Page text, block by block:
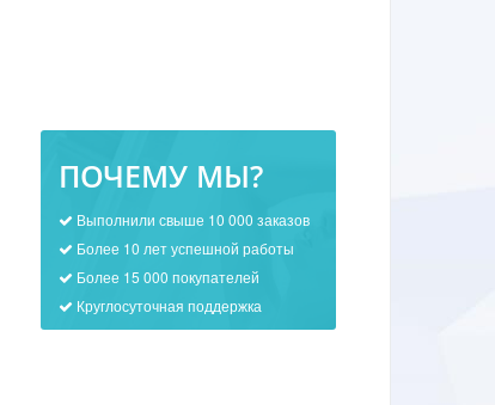
ПОЧЕМУ МЫ?
Выполнили свыше 10 000 заказов
Более 10 лет успешной работы
Более 15 000 покупателей
Круглосуточная поддержка